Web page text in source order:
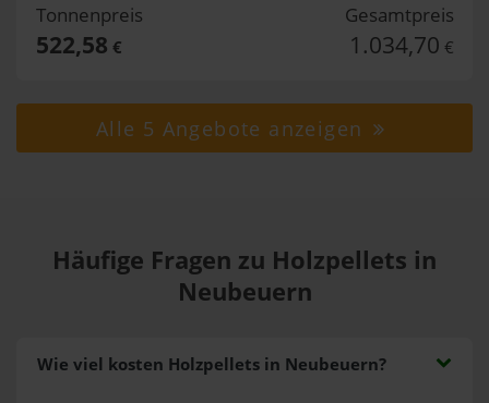
Tonnenpreis
522,58 €
Gesamtpreis
1.034,70 €
Alle 5 Angebote anzeigen
Häufige Fragen zu Holzpellets in
Neubeuern
Wie viel kosten Holzpellets in Neubeuern?